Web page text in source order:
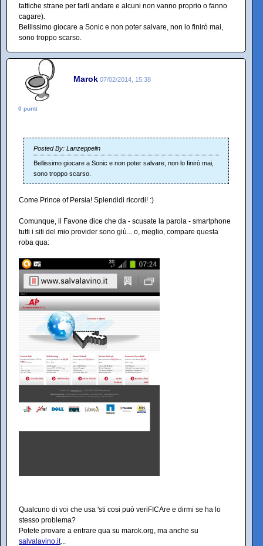
tattiche strane per farli andare e alcuni non vanno proprio o fanno
cagare).
Bellissimo giocare a Sonic e non poter salvare, non lo finirò mai,
sono troppo scarso.
Marok 07/02/2014, 15:38
0 punti
Posted By: Lanzeppelin
Bellissimo giocare a Sonic e non poter salvare, non lo finirò mai,
sono troppo scarso.
Come Prince of Persia! Splendidi ricordi! :)
Comunque, il Favone dice che da - scusate la parola - smartphone
tutti i siti del mio provider sono giù... o, meglio, compare questa
roba qua:
Qualcuno di voi che usa 'sti cosi può veriFICAre e dirmi se ha lo
stesso problema?
Potete provare a entrare qua su marok.org, ma anche su
salvalavino.it...